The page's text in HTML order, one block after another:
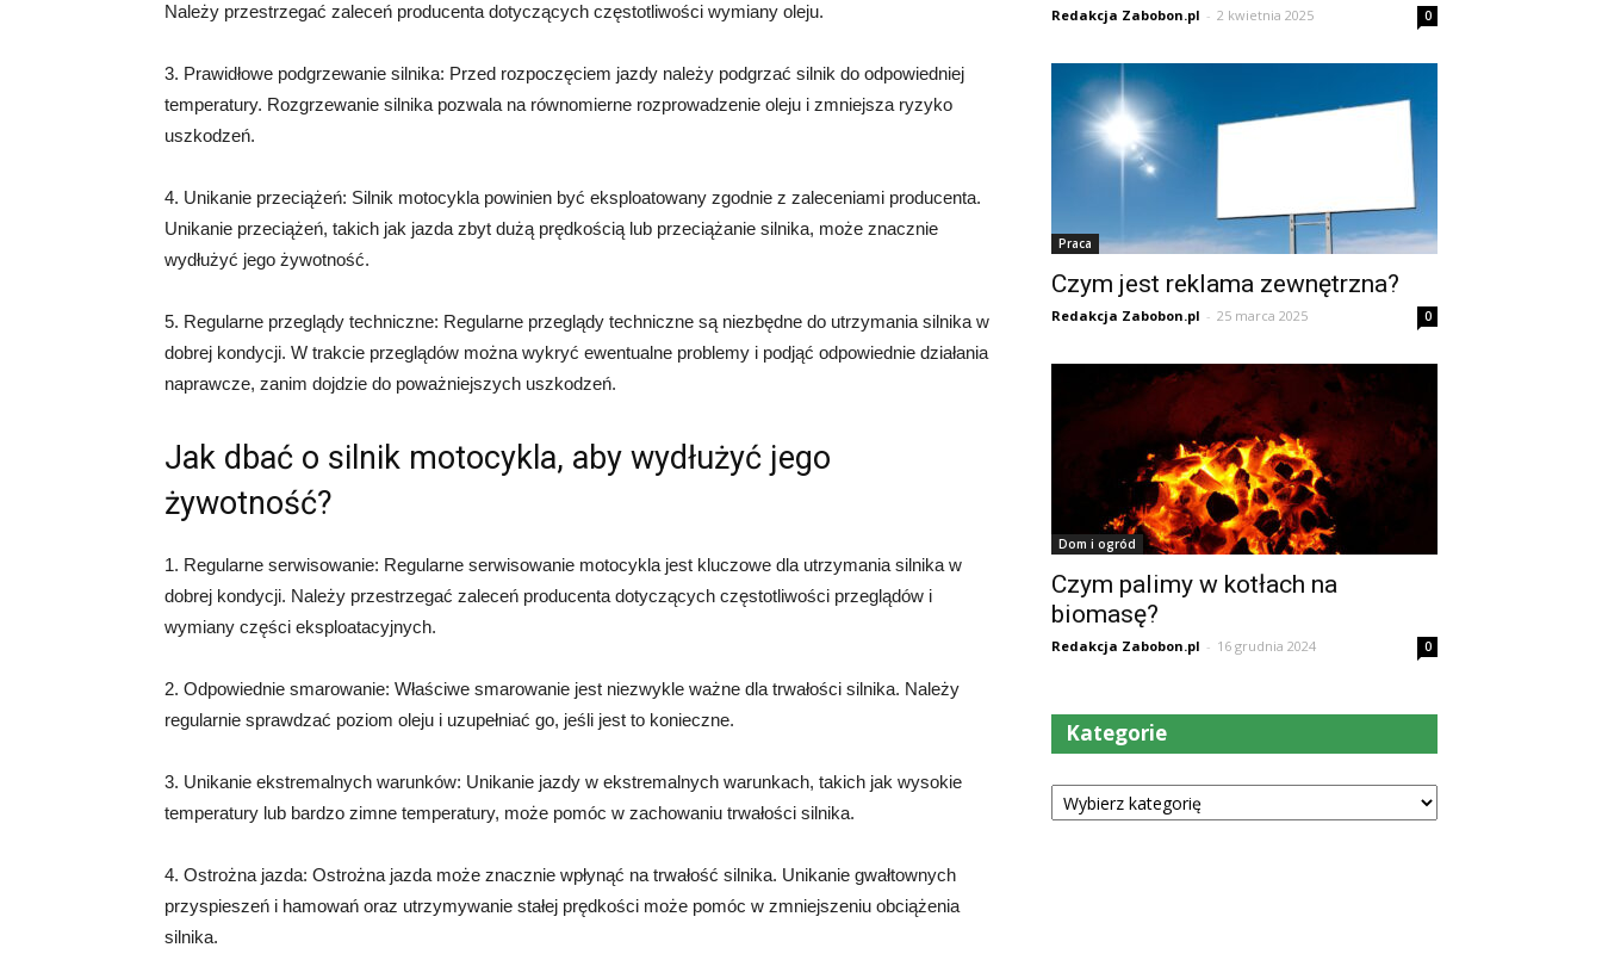
Należy przestrzegać zaleceń producenta dotyczących częstotliwości wymiany oleju.
3. Prawidłowe podgrzewanie silnika: Przed rozpoczęciem jazdy należy podgrzać silnik do odpowiedniej
temperatury. Rozgrzewanie silnika pozwala na równomierne rozprowadzenie oleju i zmniejsza ryzyko
uszkodzeń.
4. Unikanie przeciążeń: Silnik motocykla powinien być eksploatowany zgodnie z zaleceniami producenta.
Unikanie przeciążeń, takich jak jazda zbyt dużą prędkością lub przeciążanie silnika, może znacznie
wydłużyć jego żywotność.
5. Regularne przeglądy techniczne: Regularne przeglądy techniczne są niezbędne do utrzymania silnika w
dobrej kondycji. W trakcie przeglądów można wykryć ewentualne problemy i podjąć odpowiednie działania
naprawcze, zanim dojdzie do poważniejszych uszkodzeń.
Jak dbać o silnik motocykla, aby wydłużyć jego
żywotność?
1. Regularne serwisowanie: Regularne serwisowanie motocykla jest kluczowe dla utrzymania silnika w
dobrej kondycji. Należy przestrzegać zaleceń producenta dotyczących częstotliwości przeglądów i
wymiany części eksploatacyjnych.
2. Odpowiednie smarowanie: Właściwe smarowanie jest niezwykle ważne dla trwałości silnika. Należy
regularnie sprawdzać poziom oleju i uzupełniać go, jeśli jest to konieczne.
3. Unikanie ekstremalnych warunków: Unikanie jazdy w ekstremalnych warunkach, takich jak wysokie
temperatury lub bardzo zimne temperatury, może pomóc w zachowaniu trwałości silnika.
4. Ostrożna jazda: Ostrożna jazda może znacznie wpłynąć na trwałość silnika. Unikanie gwałtownych
przyspieszeń i hamowań oraz utrzymywanie stałej prędkości może pomóc w zmniejszeniu obciążenia
silnika.
Redakcja Zabobon.pl - 2 kwietnia 2025 0
Praca
Czym jest reklama zewnętrzna?
Redakcja Zabobon.pl - 25 marca 2025 0
Dom i ogród
Czym palimy w kotłach na
biomasę?
Redakcja Zabobon.pl - 16 grudnia 2024 0
Kategorie
Kategorie